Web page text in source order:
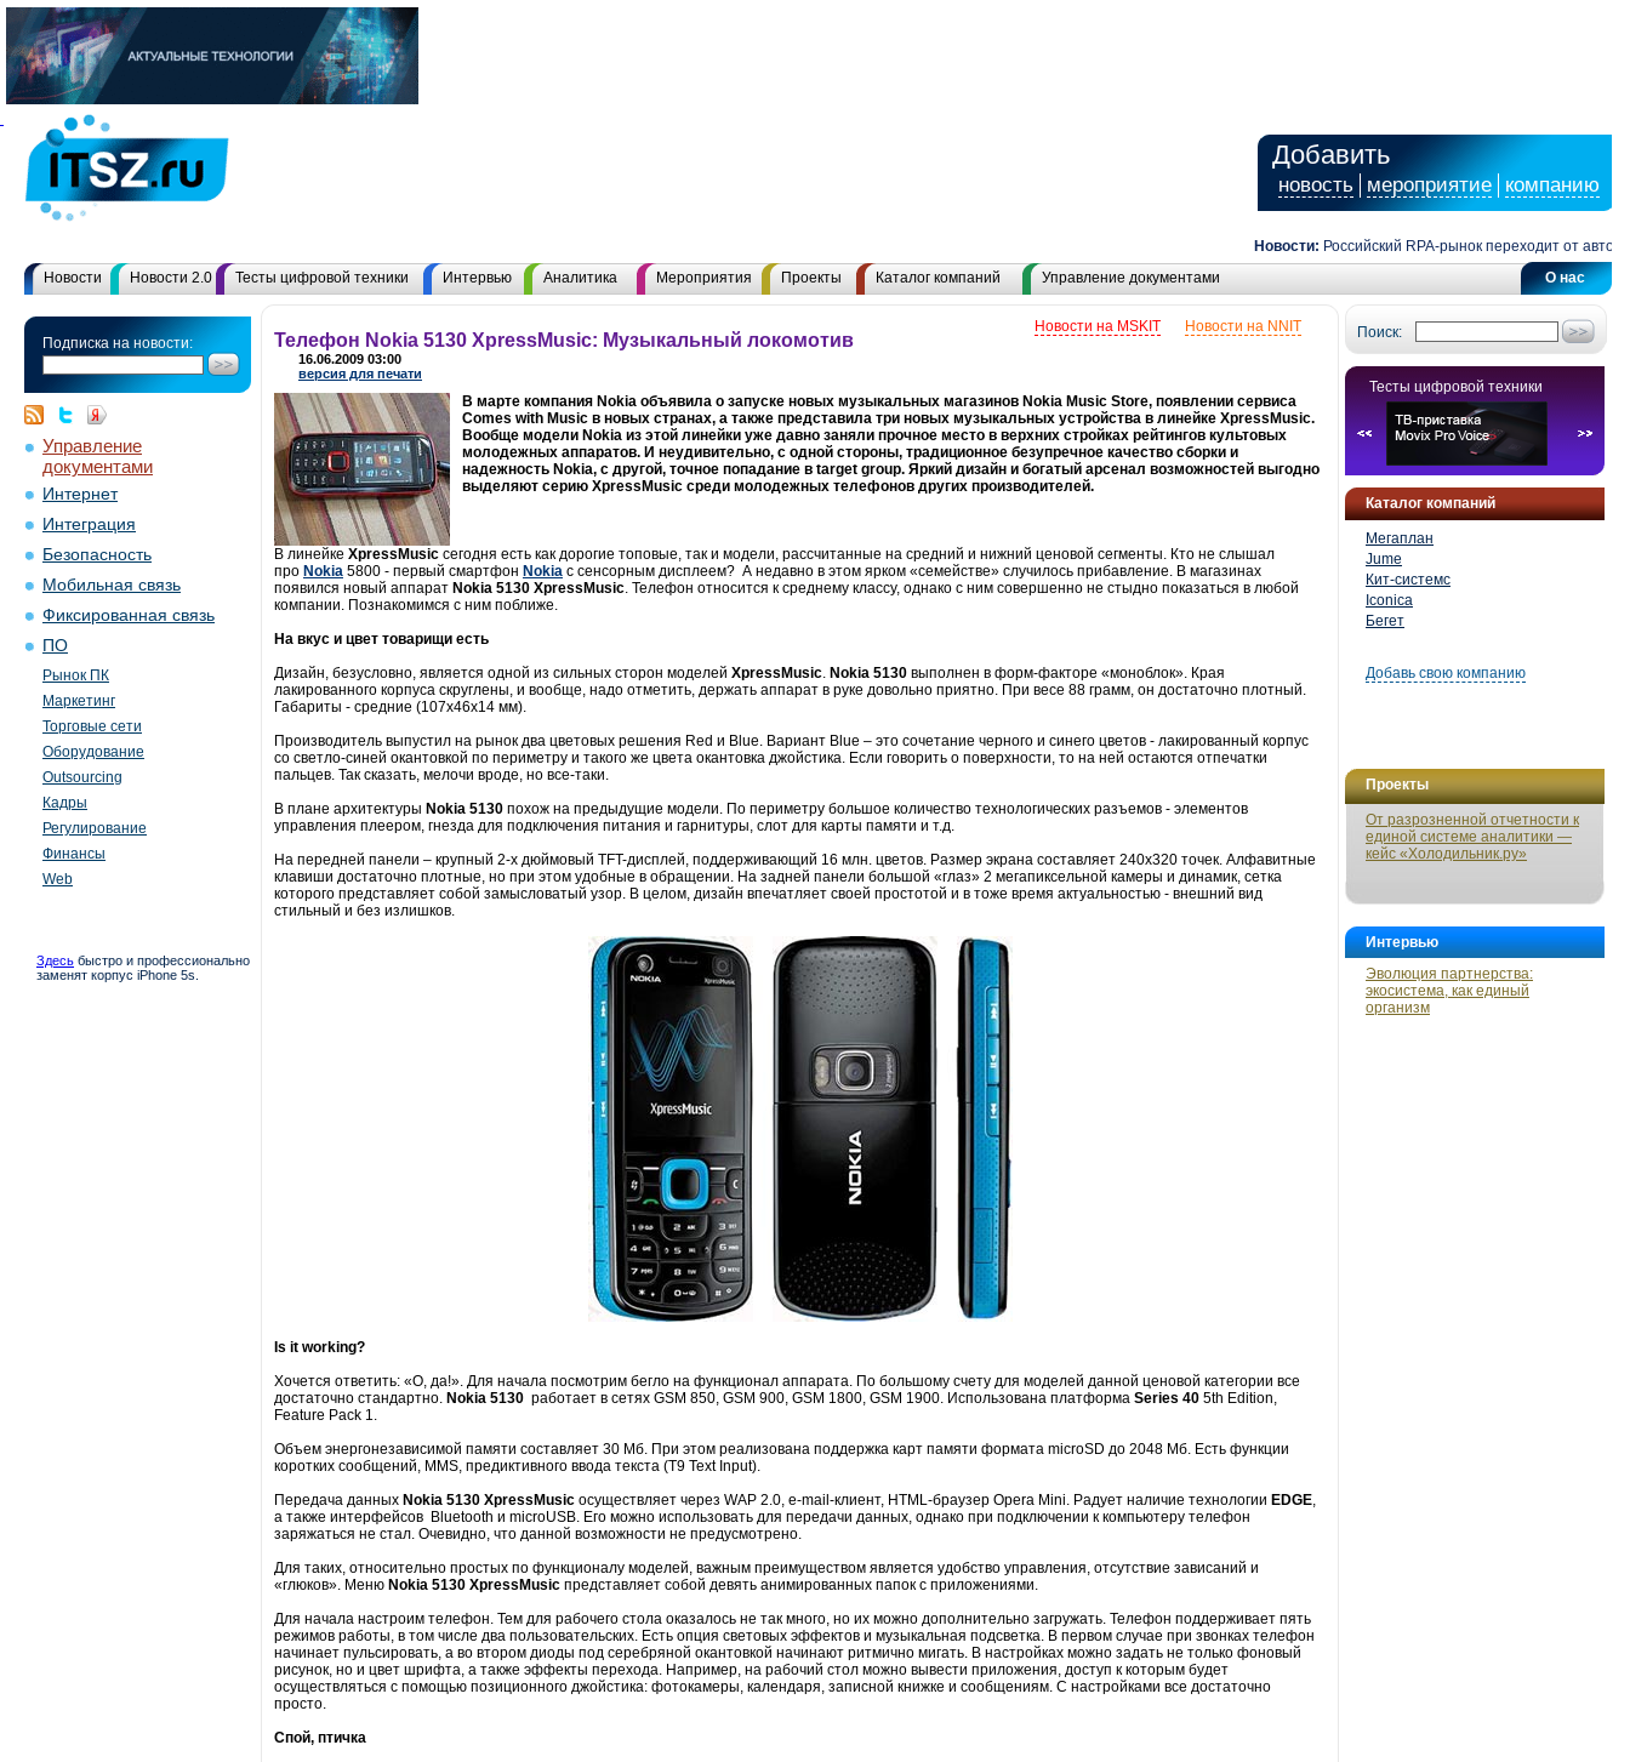
Добавить
новость мероприятие компанию
Новости: Российский RPA-рынок переходит от
О нас
Новости Новости 2.0 Тесты цифровой техники Интервью Аналитика Мероприятия Проекты Каталог компаний Управление документами
Подписка на новости:
Управление
документами
Интернет
Интеграция
Безопасность
Мобильная связь
Фиксированная связь
ПО
Рынок ПК
Маркетинг
Торговые сети
Оборудование
Outsourcing
Кадры
Регулирование
Финансы
Web
Здесь быстро и профессионально
заменят корпус iPhone 5s.
Поиск:
Тесты цифровой техники
Каталог компаний
Мегаплан
Jume
Кит-системс
Iconica
Бегет
Добавь свою компанию
Проекты
От разрозненной отчетности к
единой системе аналитики —
кейс «Холодильник.ру»
Интервью
Эволюция партнерства:
экосистема, как единый
организм
Новости на NNIT
Новости на MSKIT
Телефон Nokia 5130 XpressMusic: Музыкальный локомотив
16.06.2009 03:00
версия для печати
В марте компания Nokia объявила о запуске новых музыкальных магазинов Nokia Music Store, появлении сервиса
Comes with Music в новых странах, а также представила три новых музыкальных устройства в линейке XpressMusic.
Вообще модели Nokia из этой линейки уже давно заняли прочное место в верхних стройках рейтингов культовых
молодежных аппаратов. И неудивительно, с одной стороны, традиционное безупречное качество сборки и
надежность Nokia, с другой, точное попадание в target group. Яркий дизайн и богатый арсенал возможностей выгодно
выделяют серию XpressMusic среди молодежных телефонов других производителей.
В линейке XpressMusic сегодня есть как дорогие топовые, так и модели, рассчитанные на средний и нижний ценовой сегменты. Кто не слышал
про Nokia 5800 - первый смартфон Nokia с сенсорным дисплеем? А недавно в этом ярком «семействе» случилось прибавление. В магазинах
появился новый аппарат Nokia 5130 XpressMusic. Телефон относится к среднему классу, однако с ним совершенно не стыдно показаться в любой
компании. Познакомимся с ним поближе.
На вкус и цвет товарищи есть
Дизайн, безусловно, является одной из сильных сторон моделей XpressMusic. Nokia 5130 выполнен в форм-факторе «моноблок». Края
лакированного корпуса скруглены, и вообще, надо отметить, держать аппарат в руке довольно приятно. При весе 88 грамм, он достаточно плотный.
Габариты - средние (107х46х14 мм).
Производитель выпустил на рынок два цветовых решения Red и Blue. Вариант Blue – это сочетание черного и синего цветов - лакированный корпус
со светло-синей окантовкой по периметру и такого же цвета окантовка джойстика. Если говорить о поверхности, то на ней остаются отпечатки
пальцев. Так сказать, мелочи вроде, но все-таки.
В плане архитектуры Nokia 5130 похож на предыдущие модели. По периметру большое количество технологических разъемов - элементов
управления плеером, гнезда для подключения питания и гарнитуры, слот для карты памяти и т.д.
На передней панели – крупный 2-х дюймовый TFT-дисплей, поддерживающий 16 млн. цветов. Размер экрана составляет 240x320 точек. Алфавитные
клавиши достаточно плотные, но при этом удобные в обращении. На задней панели большой «глаз» 2 мегапиксельной камеры и динамик, сетка
которого представляет собой замысловатый узор. В целом, дизайн впечатляет своей простотой и в тоже время актуальностью - внешний вид
стильный и без излишков.
Is it working?
Хочется ответить: «О, да!». Для начала посмотрим бегло на функционал аппарата. По большому счету для моделей данной ценовой категории все
достаточно стандартно. Nokia 5130 работает в сетях GSM 850, GSM 900, GSM 1800, GSM 1900. Использована платформа Series 40 5th Edition,
Feature Pack 1.
Объем энергонезависимой памяти составляет 30 Мб. При этом реализована поддержка карт памяти формата microSD до 2048 Мб. Есть функции
коротких сообщений, MMS, предиктивного ввода текста (T9 Text Input).
Передача данных Nokia 5130 XpressMusic осуществляет через WAP 2.0, e-mail-клиент, HTML-браузер Opera Mini. Радует наличие технологии EDGE,
а также интерфейсов Bluetooth и microUSB. Его можно использовать для передачи данных, однако при подключении к компьютеру телефон
заряжаться не стал. Очевидно, что данной возможности не предусмотрено.
Для таких, относительно простых по функционалу моделей, важным преимуществом является удобство управления, отсутствие зависаний и
«глюков». Меню Nokia 5130 XpressMusic представляет собой девять анимированных папок с приложениями.
Для начала настроим телефон. Тем для рабочего стола оказалось не так много, но их можно дополнительно загружать. Телефон поддерживает пять
режимов работы, в том числе два пользовательских. Есть опция световых эффектов и музыкальная подсветка. В первом случае при звонках телефон
начинает пульсировать, а во втором диоды под серебряной окантовкой начинают ритмично мигать. В настройках можно задать не только фоновый
рисунок, но и цвет шрифта, а также эффекты перехода. Например, на рабочий стол можно вывести приложения, доступ к которым будет
осуществляться с помощью позиционного джойстика: фотокамеры, календаря, записной книжке и сообщениям. С настройками все достаточно
просто.
Спой, птичка